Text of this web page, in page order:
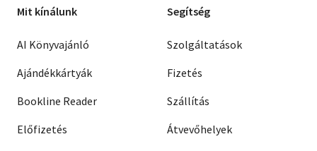
Mit kínálunk
AI Könyvajánló
Ajándékkártyák
Bookline Reader
Előfizetés
Segítség
Szolgáltatások
Fizetés
Szállítás
Átvevőhelyek